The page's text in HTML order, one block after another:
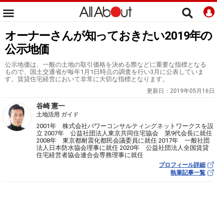
オーナーさんが知っておきたい2019年の
公示地価
公示地価は、一般の土地の取引価格を決める際などに重要な指標となる
もので、国土交通省が毎年1月1日時点の調査を行い3月に公表していま
す。賃貸住宅経営において非常に大切な指標となります。
更新日： 2019年05月16日
谷崎 憲一
土地活用 ガイド
2001年 株式会社パワーコンサルティングネットワークスを設
立 2007年 公益社団法人東京共同住宅協会 第9代会長に就任
2008年 東京都耐震化都民会議委員に就任 2017年 一般社団
法人日本防水協会理事に就任 2020年 公益社団法人全国賃貸
住宅経営者協会連合会専務理事に就任
プロフィール詳細
執筆記事一覧